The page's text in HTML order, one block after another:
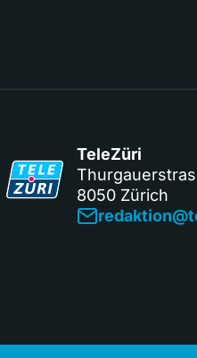
TeleZüri
8050 Zürich